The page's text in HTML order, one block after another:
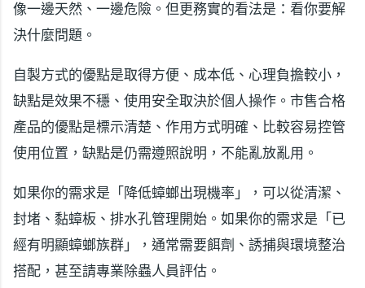
像一邊天然、一邊危險。但更務實的看法是：看你要解
決什麼問題。
自製方式的優點是取得方便、成本低、心理負擔較小，
缺點是效果不穩、使用安全取決於個人操作。市售合格
產品的優點是標示清楚、作用方式明確、比較容易控管
使用位置，缺點是仍需遵照說明，不能亂放亂用。
如果你的需求是「降低蟑螂出現機率」，可以從清潔、
封堵、黏蟑板、排水孔管理開始。如果你的需求是「已
經有明顯蟑螂族群」，通常需要餌劑、誘捕與環境整治
搭配，甚至請專業除蟲人員評估。